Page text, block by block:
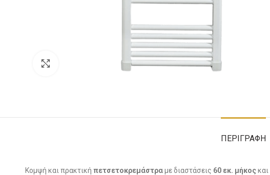
ΠΕΡΙΓΡΑΦΉ
Κομψή και πρακτική πετσετοκρεμάστραμε διαστάσεις 60εκ. μήκοςκαι